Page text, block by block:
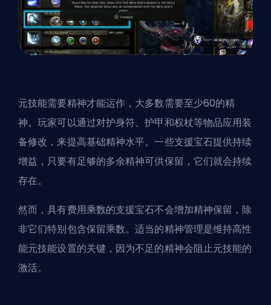
元技能需要精神才能运作，大多数需要至少60的精
神。玩家可以通过对护身符、护甲和权杖等物品应用装
备修改，来提高基础精神水平。一些支援宝石提供持续
增益，只要有足够的多余精神可供保留，它们就会持续
存在。
然而，具有费用乘数的支援宝石不会增加精神保留，除
非它们特别包含保留乘数。适当的精神管理是维持高性
能元技能设置的关键，因为不足的精神会阻止元技能的
激活。